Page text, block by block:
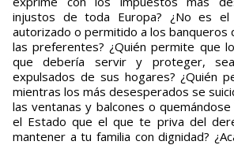
injustos de toda Europa? ¿No es
autorizado o permitido a los banqueros
las preferentes? ¿Quién permite que
que debería servir y proteger,
expulsados de sus hogares? ¿Quién
mientras los más desesperados se
las ventanas y balcones o
el Estado que el que te priva del
mantener a tu familia con dignidad?